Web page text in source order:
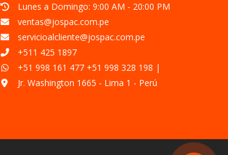
Lunes a Domingo: 9:00 AM - 20:00 PM
ventas@jospac.com.pe
servicioalcliente@jospac.com.pe
+511 425 1897
+51 998 161 477 +51 998 328 198 |
Jr. Washington 1665 - Lima 1 - Perú